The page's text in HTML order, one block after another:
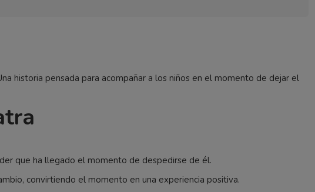
historia pensada para acompañar a los niños en el momento de dejar el
que ha llegado el momento de despedirse de él.
convirtiendo el momento en una experiencia positiva.